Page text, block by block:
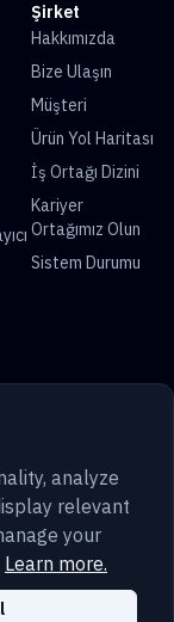
analyze
relevant
your
Learn more.
Şirket
Hakkımızda
Bize Ulaşın
Müşteri
Ürün Yol Haritası
İş Ortağı Dizini
Kariyer
Ortağımız Olun
Sistem Durumu
Güvenlik
Trust